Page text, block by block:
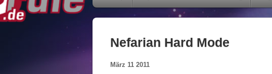
Nefarian Hard Mode
März 11 2011